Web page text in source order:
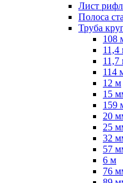
Лист
Полоса
Труба
108
11,4
11,7
114
12 м
15
159
20
25
32
57
6 м
76